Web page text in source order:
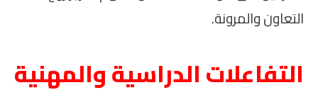
التعاون والمرونة.
التفاعلات الدراسية والمهنية